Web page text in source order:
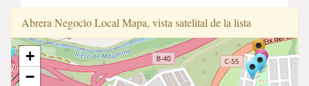
Abrera Negoci̇o Local Mapa, vista satelital de la lista
+
−